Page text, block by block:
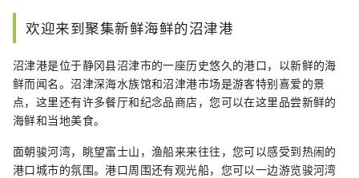
欢迎来到聚集新鲜海鲜的沼津港
沼津港是位于静冈县沼津市的一座历史悠久的港口，以新鲜的海
鲜而闻名。沼津深海水族馆和沼津港市场是游客特别喜爱的景
点，这里还有许多餐厅和纪念品商店，您可以在这里品尝新鲜的
海鲜和当地美食。
面朝骏河湾，眺望富士山，渔船来来往往，您可以感受到热闹的
港口城市的氛围。港口周围还有观光船，您可以一边游览骏河湾